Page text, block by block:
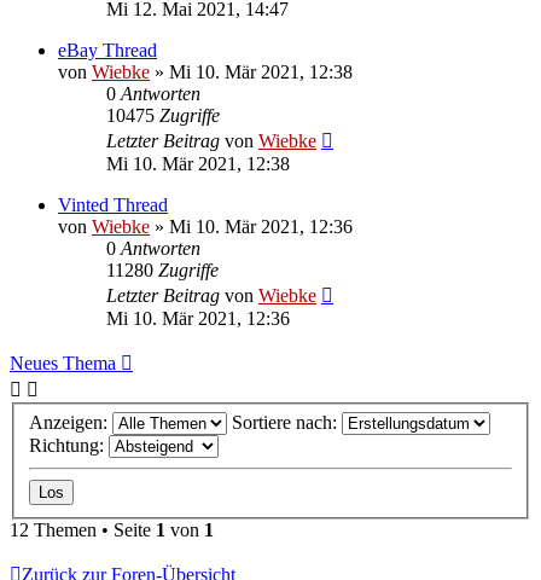
Mi 12. Mai 2021, 14:47
eBay Thread
von Wiebke » Mi 10. Mär 2021, 12:38
0Antworten
10475 Zugriffe
Letzter Beitrag von Wiebke
Mi 10. Mär 2021, 12:38
Vinted Thread
von Wiebke » Mi 10. Mär 2021, 12:36
0Antworten
11280 Zugriffe
Letzter Beitrag von Wiebke
Mi 10. Mär 2021, 12:36
Neues Thema
Anzeigen:
Sortiere nach:
Richtung:
12 Themen • Seite 1 von 1
Zurück zur Foren-Übersicht